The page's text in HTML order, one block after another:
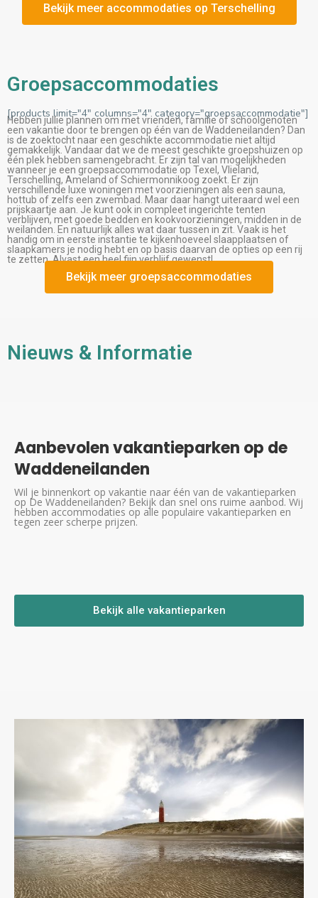
Bekijk meer accommodaties op Terschelling
Groepsaccommodaties
[products limit="4" columns="4" category="groepsaccommodatie"]
Hebben jullie plannen om met vrienden, familie of schoolgenoten
een vakantie door te brengen op één van de Waddeneilanden? Dan
is de zoektocht naar een geschikte accommodatie niet altijd
gemakkelijk. Vandaar dat we de meest geschikte groepshuizen op
één plek hebben samengebracht. Er zijn tal van mogelijkheden
wanneer je een groepsaccommodatie op Texel, Vlieland,
Terschelling, Ameland of Schiermonnikoog zoekt. Er zijn
verschillende luxe woningen met voorzieningen als een sauna,
hottub of zelfs een zwembad. Maar daar hangt uiteraard wel een
prijskaartje aan. Je kunt ook in compleet ingerichte tenten
verblijven, met goede bedden en kookvoorzieningen, midden in de
weilanden. En natuurlijk alles wat daar tussen in zit. Vaak is het
handig om in eerste instantie te kijkenhoeveel slaapplaatsen of
slaapkamers je nodig hebt en op basis daarvan de opties op een rij
te zetten. Alvast een heel fijn verblijf gewenst!
Bekijk meer groepsaccommodaties
Nieuws & Informatie
Aanbevolen vakantieparken op de
Waddeneilanden
Wil je binnenkort op vakantie naar één van de vakantieparken
op De Waddeneilanden? Bekijk dan snel ons ruime aanbod. Wij
hebben accommodaties op alle populaire vakantieparken en
tegen zeer scherpe prijzen.
Bekijk alle vakantieparken